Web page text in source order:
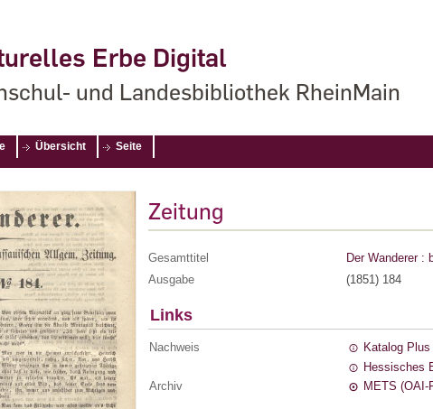
Erbe Digital
und Landesbibliothek RheinMain
Übersicht Seite
Zeitung
Gesamttitel
Der Wanderer :
Ausgabe
(1851) 184
Links
Nachweis
Katalog
Hessisches
Archiv
METS (OAI-